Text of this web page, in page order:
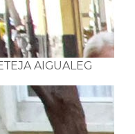
AIGUALEG